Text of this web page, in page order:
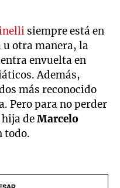
siempre está en
u otra manera, la
envuelta en
Además,
más reconocido
Pero para no perder
hija deMarcelo
todo.